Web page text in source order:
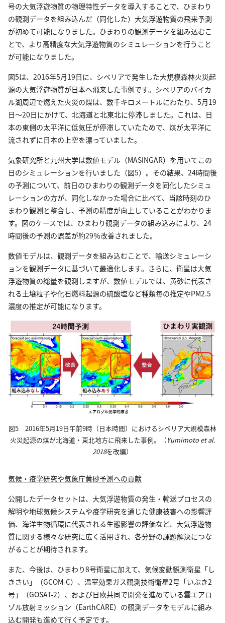
号の大気浮遊物質の物理特性データを導入することで、ひまわり
の観測データを組み込んだ（同化した）大気浮遊物質の飛来予測
が初めて可能になりました。ひまわりの観測データを組み込むこ
とで、より高精度な大気浮遊物質のシミュレーションを行うこと
が可能になりました。
図5は、2016年5月19日に、シベリアで発生した大規模森林火災起
源の大気浮遊物質が日本へ飛来した事例です。シベリアのバイカ
ル湖周辺で燃えた火災の煤は、数千キロメートルにわたり、5月19
日～20日にかけて、北海道と北東北に停滞しました。これは、日
本の東側の太平洋に低気圧が停滞していたためで、煤が太平洋に
流されずに日本の上空を漂っていました。
気象研究所と九州大学は数値モデル（MASINGAR）を用いてこの
日のシミュレーションを行いました（図5）。その結果、24時間後
の予測について、前日のひまわりの観測データを同化したシミュ
レーションの方が、同化しなかった場合に比べて、当該時刻のひ
まわり観測と整合し、予測の精度が向上していることがわかりま
す。図のケースでは、ひまわり観測データの組み込みにより、24
時間後の予測の誤差が約29％改善されました。
数値モデルは、観測データを組み込むことで、輸送シミュレーシ
ョンを観測データに基づいて最適化します。さらに、衛星は大気
浮遊物質の総量を観測しますが、数値モデルでは、黄砂に代表さ
れる土壌粒子や化石燃料起源の硫酸塩など種類毎の推定やPM2.5
濃度の推定が可能になります。
図5 2016年5月19日午前9時（日本時間）におけるシベリア大規模森林
火災起源の煤が北海道・東北地方に飛来した事例。（Yumimoto et al.
2018を改編）
気候・疫学研究や気象庁黄砂予測への貢献
公開したデータセットは、大気浮遊物質の発生・輸送プロセスの
解明や地球気候システムや疫学研究を通じた健康被害への影響評
価、海洋生物循環に代表される生態影響の評価など、大気浮遊物
質に関する様々な研究に広く活用され、各分野の課題解決につな
がることが期待されます。
また、今後は、ひまわり8号衛星に加えて、気候変動観測衛星「し
きさい」（GCOM-C）、温室効果ガス観測技術衛星2号「いぶき2
号」（GOSAT-2）、および日欧共同で開発を進めている雲エアロ
ゾル放射ミッション（EarthCARE）の観測データをモデルに組み
込む開発も進めて行く予定です。